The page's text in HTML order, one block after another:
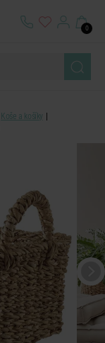
0
Koše a košíky